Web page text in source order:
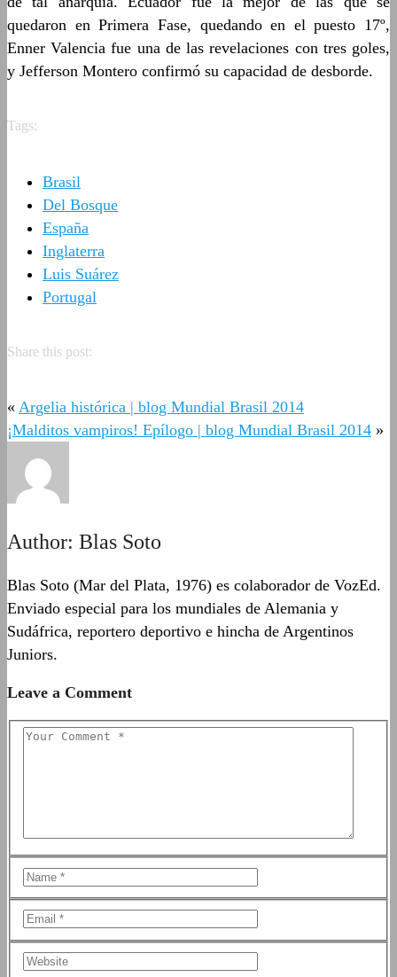
quedaron en Primera Fase, quedando en el puesto 17º,
Enner Valencia fue una de las revelaciones con tres goles,
y Jefferson Montero confirmó su capacidad de desborde.
Tags:
Brasil
Del Bosque
España
Inglaterra
Luis Suárez
Portugal
Share this post:
« Argelia histórica | blog Mundial Brasil 2014
¡Malditos vampiros! Epílogo | blog Mundial Brasil 2014 »
Author: Blas Soto
Blas Soto (Mar del Plata, 1976) es colaborador de VozEd.
Enviado especial para los mundiales de Alemania y
Sudáfrica, reportero deportivo e hincha de Argentinos
Juniors.
Leave a Comment